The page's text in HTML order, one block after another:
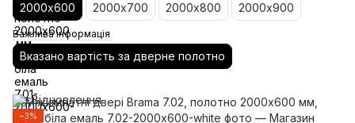
2000х600 2000х700 2000х800 2000х900
Важлива інформація
Вказано вартість за дверне полотно
−3%